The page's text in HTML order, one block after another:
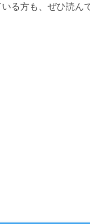
る方も、ぜひ読ん